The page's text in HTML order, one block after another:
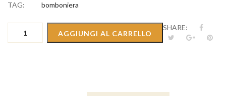
TAG:
bomboniera
PRIMA
AGGIUNGI AL CARRELLO
SHARE: